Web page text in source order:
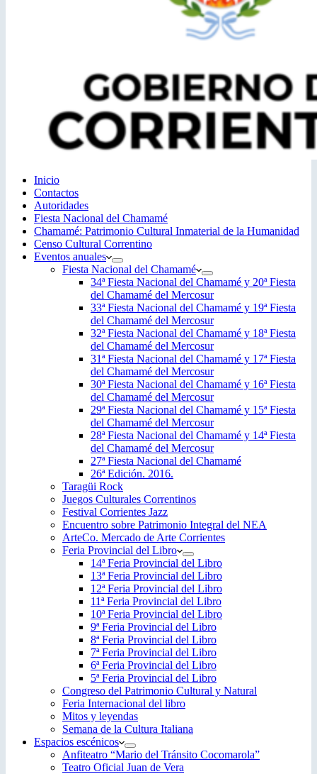
Inicio
Contactos
Autoridades
Fiesta Nacional del Chamamé
Chamamé: Patrimonio Cultural Inmaterial de la Humanidad
Censo Cultural Correntino
Eventos anuales
Fiesta Nacional del Chamamé
34ª Fiesta Nacional del Chamamé y 20ª Fiesta
del Chamamé del Mercosur
33ª Fiesta Nacional del Chamamé y 19ª Fiesta
del Chamamé del Mercosur
32ª Fiesta Nacional del Chamamé y 18ª Fiesta
del Chamamé del Mercosur
31ª Fiesta Nacional del Chamamé y 17ª Fiesta
del Chamamé del Mercosur
30ª Fiesta Nacional del Chamamé y 16ª Fiesta
del Chamamé del Mercosur
29ª Fiesta Nacional del Chamamé y 15ª Fiesta
del Chamamé del Mercosur
28ª Fiesta Nacional del Chamamé y 14ª Fiesta
del Chamamé del Mercosur
27ª Fiesta Nacional del Chamamé
26ª Edición. 2016.
Taragüi Rock
Juegos Culturales Correntinos
Festival Corrientes Jazz
Encuentro sobre Patrimonio Integral del NEA
ArteCo. Mercado de Arte Corrientes
Feria Provincial del Libro
14ª Feria Provincial del Libro
13ª Feria Provincial del Libro
12ª Feria Provincial del Libro
11ª Feria Provincial del Libro
10ª Feria Provincial del Libro
9ª Feria Provincial del Libro
8ª Feria Provincial del Libro
7ª Feria Provincial del Libro
6ª Feria Provincial del Libro
5ª Feria Provincial del Libro
Congreso del Patrimonio Cultural y Natural
Feria Internacional del libro
Mitos y leyendas
Semana de la Cultura Italiana
Espacios escénicos
Anfiteatro “Mario del Tránsito Cocomarola”
Teatro Oficial Juan de Vera